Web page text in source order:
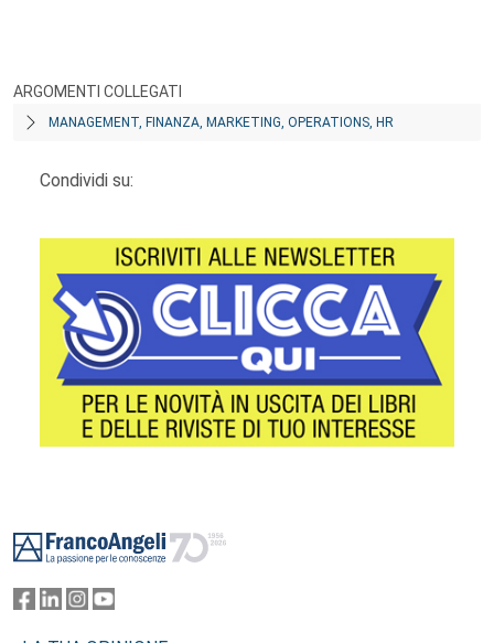
ARGOMENTI COLLEGATI
MANAGEMENT, FINANZA, MARKETING, OPERATIONS, HR
Condividi su: